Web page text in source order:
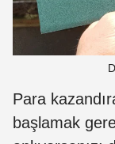
Para
başlamak